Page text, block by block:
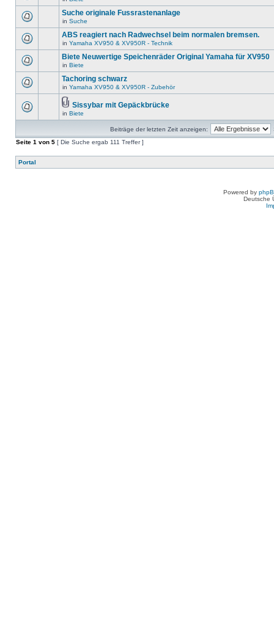
Suche originale Fussrastenanlage
in Suche
ABS reagiert nach Radwechsel beim normalen bremsen.
in Yamaha XV950 & XV950R - Technik
Biete Neuwertige Speichenräder Original Yamaha für XV950
in Biete
Tachoring schwarz
in Yamaha XV950 & XV950R - Zubehör
Sissybar mit Gepäckbrücke
in Biete
Beiträge der letzten Zeit anzeigen:
Seite 1 von 5 [ Die Suche ergab 111 Treffer ]
Portal
Powered by
Deutsche